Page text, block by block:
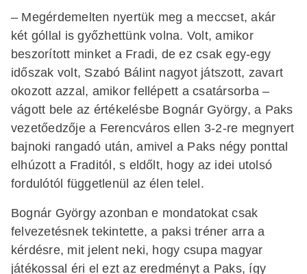
– Megérdemelten nyertük meg a meccset, akár
két góllal is győzhettünk volna. Volt, amikor
beszorított minket a Fradi, de ez csak egy-egy
időszak volt, Szabó Bálint nagyot játszott, zavart
okozott azzal, amikor fellépett a csatársorba –
vágott bele az értékelésbe Bognár György, a Paks
vezetőedzője a Ferencváros ellen 3-2-re megnyert
bajnoki rangadó után, amivel a Paks négy ponttal
elhúzott a Fraditól, s eldőlt, hogy az idei utolsó
fordulótól függetlenül az élen telel.
Bognár György azonban e mondatokat csak
felvezetésnek tekintette, a paksi tréner arra a
kérdésre, mit jelent neki, hogy csupa magyar
játékossal éri el ezt az eredményt a Paks, így